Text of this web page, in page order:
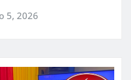
5, 2026